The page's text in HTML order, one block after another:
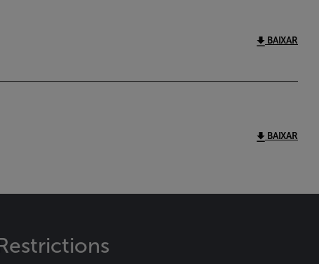
BAIXAR
BAIXAR